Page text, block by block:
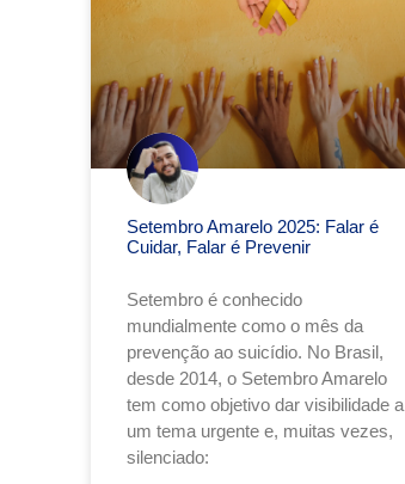
Setembro Amarelo 2025: Falar é
Cuidar, Falar é Prevenir
Setembro é conhecido
mundialmente como o mês da
prevenção ao suicídio. No Brasil,
desde 2014, o Setembro Amarelo
tem como objetivo dar visibilidade a
um tema urgente e, muitas vezes,
silenciado: